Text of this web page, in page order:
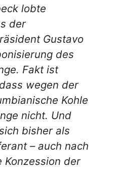
lobte
der
Gustavo
des
Fakt ist
wegen der
Kohle
nicht. Und
bisher als
– auch nach
Konzession der